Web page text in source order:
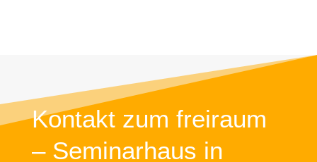
Kontakt zum freiraum
– Seminarhaus in